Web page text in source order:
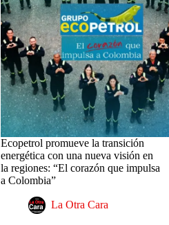
Ecopetrol promueve la transición
energética con una nueva visión en
la regiones: “El corazón que impulsa
a Colombia”
La Otra Cara